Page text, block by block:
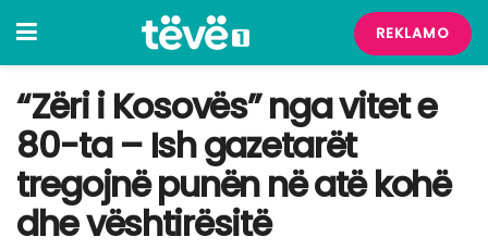
REKLAMO
“Zëri i Kosovës” nga vitet e
80-ta – Ish gazetarët
tregojnë punën në atë kohë
dhe vështirësitë